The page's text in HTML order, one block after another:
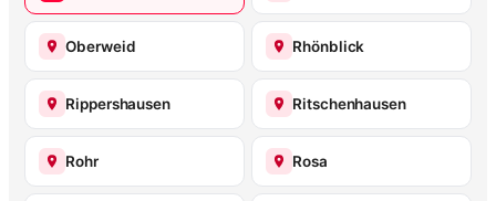
Oberweid Rhönblick
Rippershausen Ritschenhausen
Rohr Rosa